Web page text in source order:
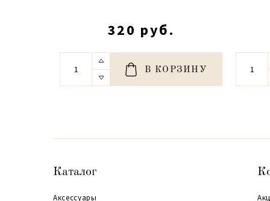
320 руб.
В КОРЗИНУ
Каталог
Аксессуары